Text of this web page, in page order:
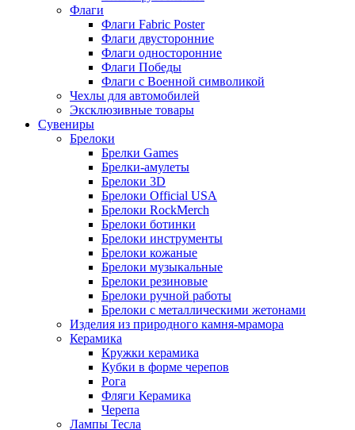
Флаги
Флаги Fabric Poster
Флаги двусторонние
Флаги односторонние
Флаги Победы
Флаги с Военной символикой
Чехлы для автомобилей
Эксклюзивные товары
Сувениры
Брелоки
Брелки Games
Брелки-амулеты
Брелоки 3D
Брелоки Official USA
Брелоки RockMerch
Брелоки ботинки
Брелоки инструменты
Брелоки кожаные
Брелоки музыкальные
Брелоки резиновые
Брелоки ручной работы
Брелоки с металлическими жетонами
Изделия из природного камня-мрамора
Керамика
Кружки керамика
Кубки в форме черепов
Рога
Фляги Керамика
Черепа
Лампы Тесла